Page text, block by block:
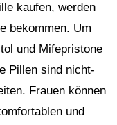
kaufen, werden
bekommen. Um
und Mifepristone
Pillen sind nicht-
Frauen können
und